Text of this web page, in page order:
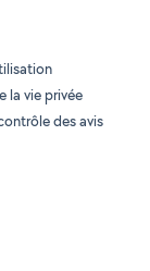
la vie privée
des avis